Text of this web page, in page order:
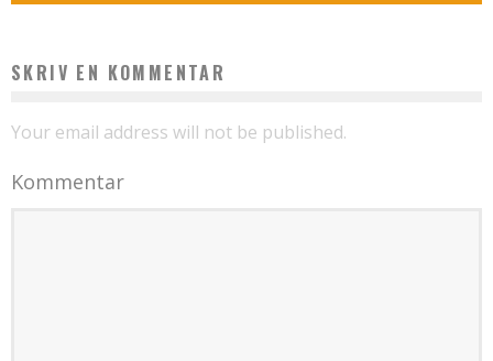
SKRIV EN KOMMENTAR
Your email address will not be published.
Kommentar